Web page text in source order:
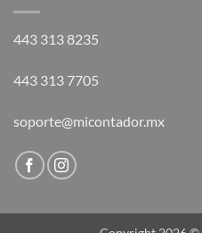
443 313 8235
443 313 7705
soporte@micontador.mx